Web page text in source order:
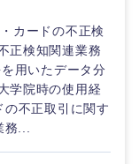
カードの不正検
正検知関連業務
用いたデータ分
学院時の使用経
不正取引に関す
...